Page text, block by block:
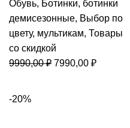
Обувь, Ботинки, ботинки
демисезонные, Выбор по
цвету, мультикам, Товары
со скидкой
9990,00₽ Первоначальная
7990,00 ₽Текущая
-20%